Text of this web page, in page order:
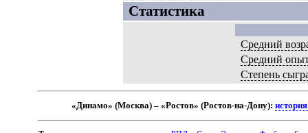
Статистика
Средний
Средний
Степень
«Динамо» (Москва) – «Ростов» (Ростов-на-Дону):